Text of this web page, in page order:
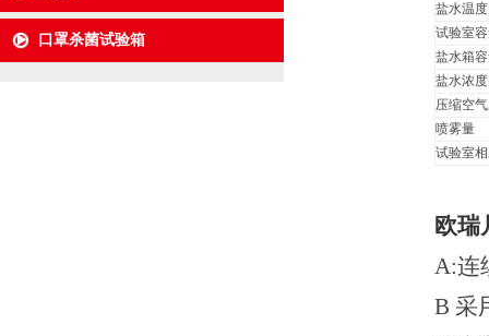
口罩杀菌试验箱
盐水温度
试验室
盐水箱
盐水浓度
压缩空
喷雾量
试验室
欧瑞
A:连
B 采